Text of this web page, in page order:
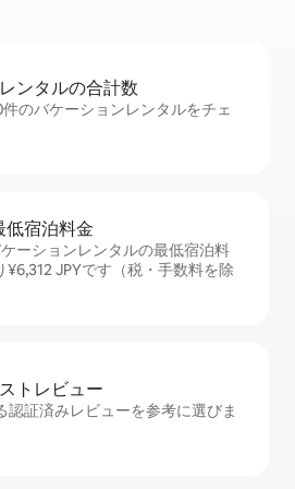
ン⁠タ⁠ル⁠の合⁠計⁠数
のバケーションレンタルをチェ
低⁠宿⁠泊⁠料⁠金
ーションレンタルの最低宿泊料
¥6,312 JPYです（税・手数料を除
ト⁠レ⁠ビ⁠ュ⁠ー
認証済みレビューを参考に選びま